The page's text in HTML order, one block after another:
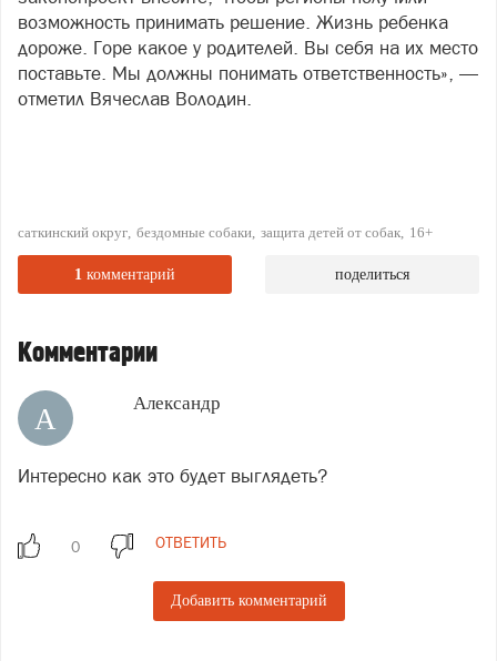
возможность принимать решение. Жизнь ребенка
дороже. Горе какое у родителей. Вы себя на их место
поставьте. Мы должны понимать ответственность», —
отметил Вячеслав Володин.
саткинский округ бездомные собаки защита детей от собак 16+
1 комментарий поделиться
Комментарии
А Александр
Интересно как это будет выглядеть?
ОТВЕТИТЬ
Добавить комментарий